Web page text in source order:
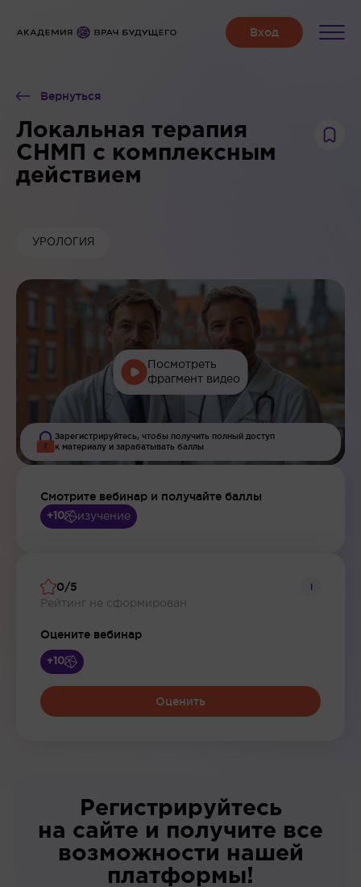
Вернуться
Локальная терапия
СНМП с комплексным
действием
УРОЛОГИЯ
Посмотреть
фрагмент видео
Зарегистрируйтесь, чтобы получить полный доступ
к материалу и зарабатывать баллы
Смотрите вебинар и получайте баллы
+10 изучение
0/5
Рейтинг не сформирован
i
Оцените вебинар
+10
Оценить
Регистрируйтесь
на сайте и получите все
возможности нашей
платформы!